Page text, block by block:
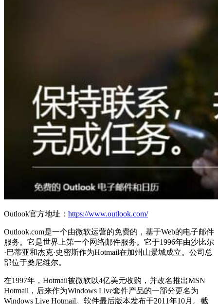
Outlook官方地址： https://www.outlook.com/
Outlook.com是一个由微软运营的免费的，基于Web的电子邮件
服务。它是世界上第一个网络邮件服务。它于1996年由沙比尔
·巴蒂亚和杰克·史密斯作为Hotmail在加州山景城成立。公司总
部位于桑尼维尔。
在1997年，Hotmail被微软以4亿美元收购，并改名推出MSN
Hotmail，后来作为Windows Live套件产品的一部分更名为
Windows Live Hotmail。软件最后版本发布于2011年10月。截